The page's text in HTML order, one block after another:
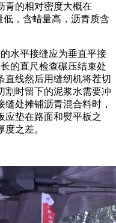
青的相对密度大概在
低，含蜡量高，沥青质含
水平接缝应为垂直平接
的直尺检查碾压结束处
直线然后用缝纫机将茬切
割时留下的泥浆水需要冲
处摊铺沥青混合料时，
应垫在路面和熨平板之
之差。